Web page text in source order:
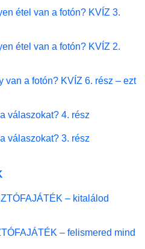
étel van a fotón? KVÍZ 3.
étel van a fotón? KVÍZ 2.
van a fotón? KVÍZ 6. rész – ezt
válaszokat? 4. rész
válaszokat? 3. rész
– kitalálod
– felismered mind